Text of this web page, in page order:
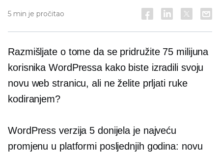
5 min je pročitao
Razmišljate o tome da se pridružite 75 milijuna
korisnika WordPressa kako biste izradili svoju
novu web stranicu, ali ne želite prljati ruke
kodiranjem?
WordPress verzija 5 donijela je najveću
promjenu u platformi posljednjih godina: novu